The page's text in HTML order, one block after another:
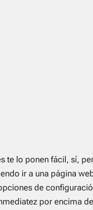
te lo ponen fácil, sí,
ir a una página
de
por encima